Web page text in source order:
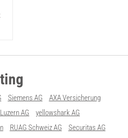
Siemens AG
AXA Versicherung
AG
yellowshark AG
RUAG Schweiz AG Securitas AG